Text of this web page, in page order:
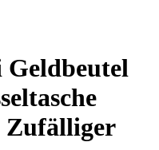
Zufälliger